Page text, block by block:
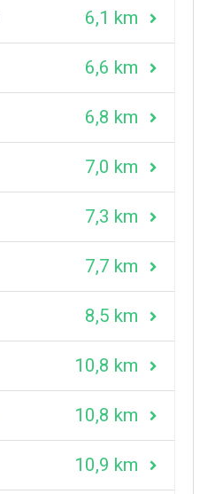
6,1 km
6,6 km
6,8 km
7,0 km
7,3 km
7,7 km
8,5 km
10,8 km
10,8 km
10,9 km